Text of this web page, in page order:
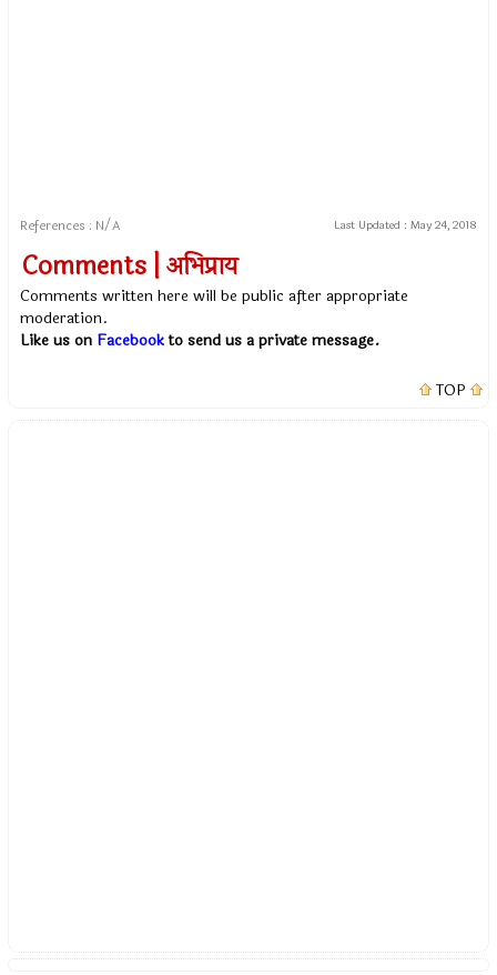
References : N/A Last Updated : May 24, 2018
Comments | अभिप्राय
Comments written here will be public after appropriate
moderation.
Like us on Facebookto send us a private message.
TOP